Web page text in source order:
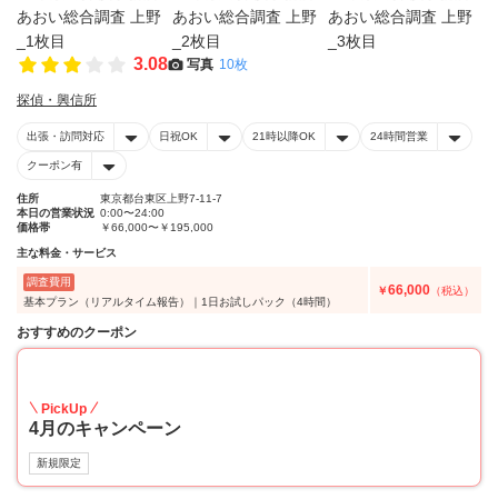
3.08 写真 10枚
探偵・興信所
出張・訪問対応 日祝OK 21時以降OK 24時間営業
クーポン有
住所
東京都台東区上野7-11-7
本日の営業状況 0:00〜24:00
価格帯
￥66,000〜￥195,000
主な料金・サービス
調査費用
基本プラン（リアルタイム報告）｜1日お試しパック（4時間）
￥66,000 （税込）
おすすめのクーポン
PickUp
4月のキャンペーン
新規限定